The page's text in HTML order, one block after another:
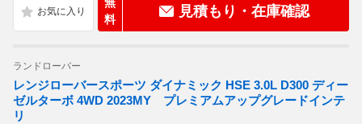
無
料
見積もり・在庫確認
ランドローバー
レンジローバースポーツ ダイナミック HSE 3.0L D300 ディー
ゼルターボ 4WD 2023MY プレミアムアップグレードインテ
リ